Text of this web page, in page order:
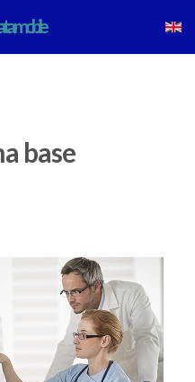
base